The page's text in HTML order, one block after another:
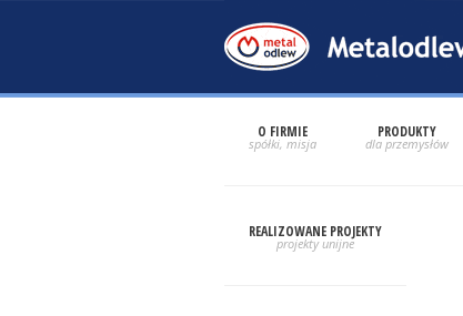
O FIRMIE PRODUKTY
REALIZOWANE PROJEKTY